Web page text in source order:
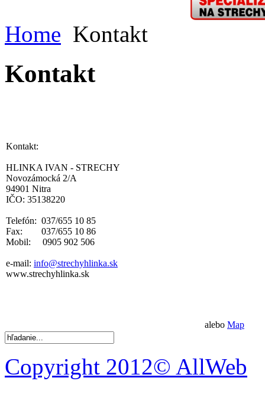
Home Kontakt
Kontakt
Kontakt:
HLINKA IVAN - STRECHY
Novozámocká 2/A
94901 Nitra
IČO: 35138220
Telefón: 037/655 10 85
Fax: 037/655 10 86
Mobil: 0905 902 506
e-mail: info@strechyhlinka.sk
www.strechyhlinka.sk
alebo Map
Copyright 2012© AllWeb